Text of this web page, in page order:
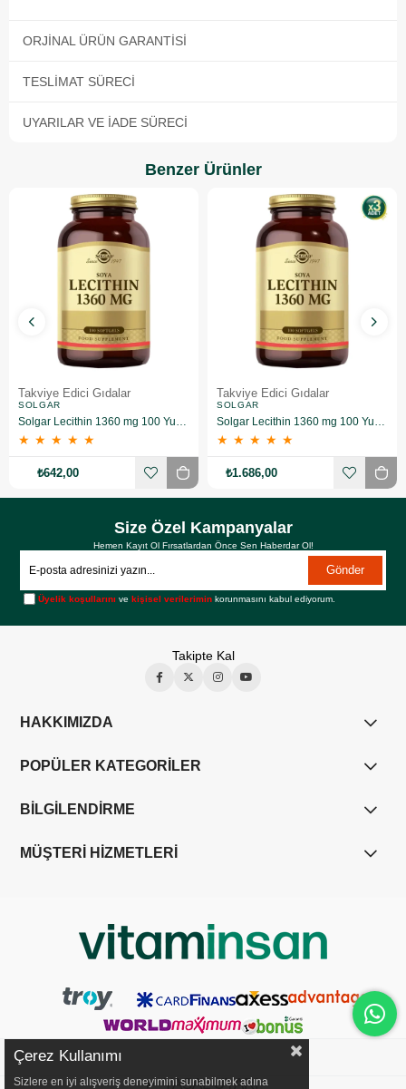
ORJINAL ÜRÜN GARANTISI
TESLIMAT SÜRECI
UYARILAR VE İADE SÜRECI
Benzer Ürünler
Takviye Edici Gıdalar
SOLGAR
★ ★ ★ ★ ★
₺642,00
Takviye Edici Gıdalar
SOLGAR
★ ★ ★ ★ ★
₺1.686,00
Size Özel Kampanyalar
Hemen Kayıt Ol Fırsatlardan Önce Sen Haberdar Ol!
Gönder
Üyelik koşullarını vekişisel verilerimin korunmasını kabul ediyorum.
Takipte Kal
HAKKIMIZDA
POPÜLER KATEGORİLER
BİLGİLENDİRME
MÜŞTERİ HİZMETLERİ
YASAL UYARI
Çerez Kullanımı
Sizlere en iyi alışveriş deneyimini sunabilmek adına